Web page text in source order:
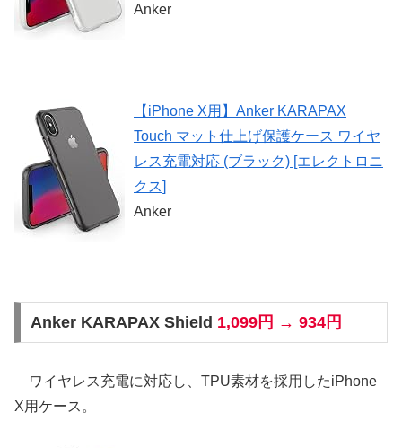
Anker
【iPhone X用】Anker KARAPAX
Touch マット仕上げ保護ケース ワイヤ
レス充電対応 (ブラック) [エレクトロニ
クス]
Anker
Anker KARAPAX Shield 1,099円 → 934円
ワイヤレス充電に対応し、TPU素材を採用したiPhone
X用ケース。